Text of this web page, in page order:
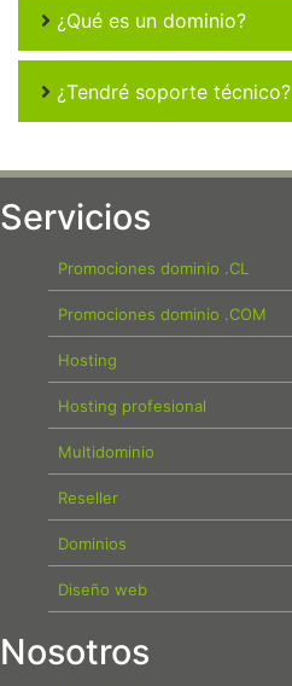
¿Qué es un dominio?
¿Tendré soporte técnico?
Servicios
Promociones dominio .CL
Promociones dominio .COM
Hosting
Hosting profesional
Multidominio
Reseller
Dominios
Diseño web
Nosotros